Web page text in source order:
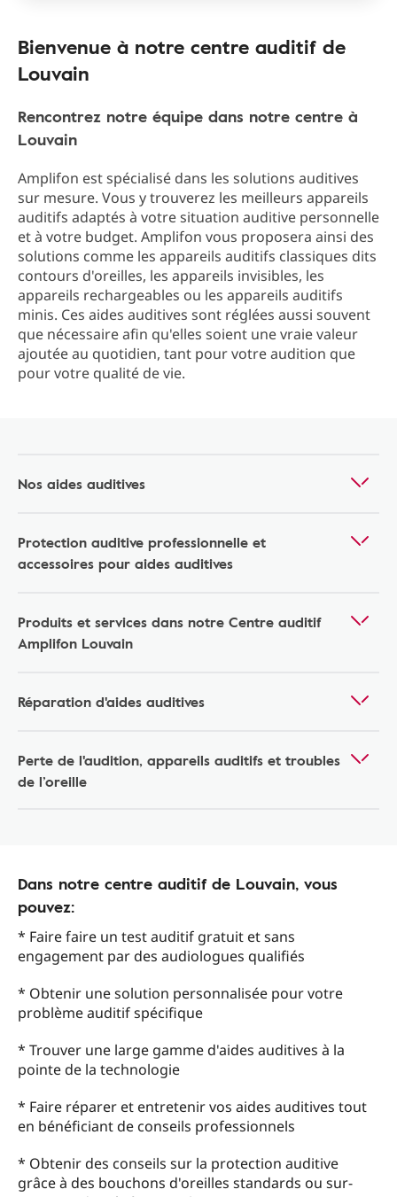
Bienvenue à notre centre auditif de
Louvain
Rencontrez notre équipe dans notre centre à
Louvain
Amplifon est spécialisé dans les solutions auditives
sur mesure. Vous y trouverez les meilleurs appareils
auditifs adaptés à votre situation auditive personnelle
et à votre budget. Amplifon vous proposera ainsi des
solutions comme les appareils auditifs classiques dits
contours d'oreilles, les appareils invisibles, les
appareils rechargeables ou les appareils auditifs
minis. Ces aides auditives sont réglées aussi souvent
que nécessaire afin qu'elles soient une vraie valeur
ajoutée au quotidien, tant pour votre audition que
pour votre qualité de vie.
Nos aides auditives
Protection auditive professionnelle et
accessoires pour aides auditives
Produits et services dans notre Centre auditif
Amplifon Louvain
Réparation d'aides auditives
Perte de l'audition, appareils auditifs et troubles
de l’oreille
Dans notre centre auditif de Louvain, vous
pouvez:
* Faire faire un test auditif gratuit et sans
engagement par des audiologues qualifiés
* Obtenir une solution personnalisée pour votre
problème auditif spécifique
* Trouver une large gamme d'aides auditives à la
pointe de la technologie
* Faire réparer et entretenir vos aides auditives tout
en bénéficiant de conseils professionnels
* Obtenir des conseils sur la protection auditive
grâce à des bouchons d'oreilles standards ou sur-